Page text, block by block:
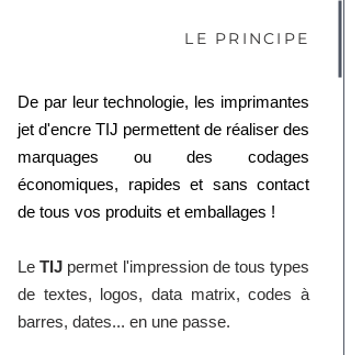
LE PRINCIPE
De par leur technologie, les imprimantes
jet d'encre TIJ permettent de réaliser des
marquages ou des codages
économiques, rapides et sans contact
de tous vos produits et emballages !
LeTIJ permet l'impression de tous types
de textes, logos, data matrix, codes à
barres, dates... en une passe.